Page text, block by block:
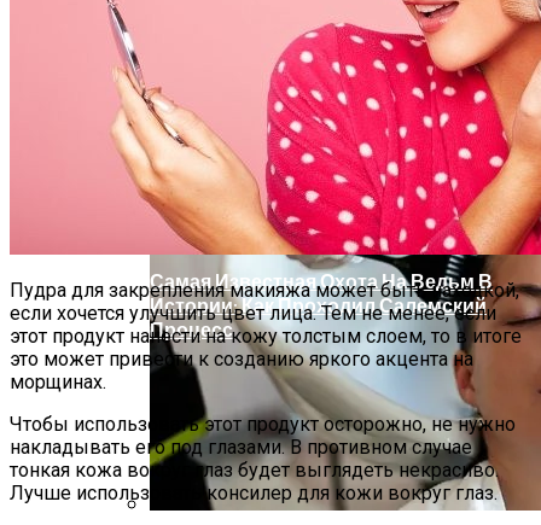
Женская Зимняя Обувь: 5 Стильных
Моделей, За Которыми
Выстраиваются В Очереди
Самая Известная Охота На Ведьм В
Истории: Как Проходил Салемский
Процесс
Пудра для закрепления макияжа может быть находкой,
если хочется улучшить цвет лица. Тем не менее, если
этот продукт нанести на кожу толстым слоем, то в итоге
это может привести к созданию яркого акцента на
морщинах.
Чтобы использовать этот продукт осторожно, не нужно
накладывать его под глазами. В противном случае
тонкая кожа вокруг глаз будет выглядеть некрасиво.
Лучше использовать консилер для кожи вокруг глаз.